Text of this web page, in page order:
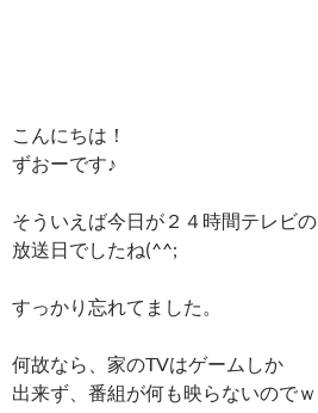
こんにちは！
ずおーです♪
そういえば今日が２４時間テレビの
放送日でしたね(^^;
すっかり忘れてました。
何故なら、家のTVはゲームしか
出来ず、番組が何も映らないのでｗ